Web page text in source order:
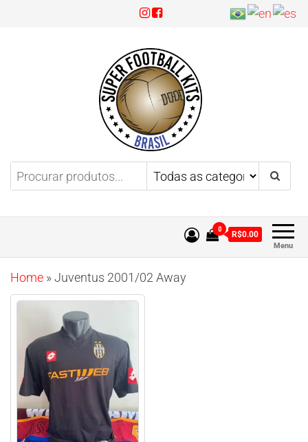
Super Football KitsAproveite 3x sem juros!
Menu
0
R$0.00
Home »Juventus 2001/02 Away